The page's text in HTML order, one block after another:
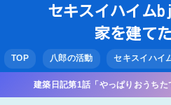
セキスイハイム
家を建て
TOP 八郎の活動 セキスイハイ
建築日記第1話「やっぱりおうちた